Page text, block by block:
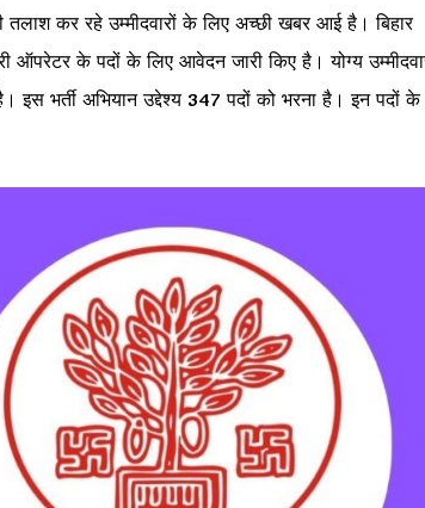
तलाश कर रहे उम्मीदवारों के लिए अच्छी खबर आई है। बिहार
ऑपरेटर के पदों के लिए आवेदन जारी किए है। योग्य
भर्ती अभियान उद्देश्य 347 पदों को भरना है। इन पदों के